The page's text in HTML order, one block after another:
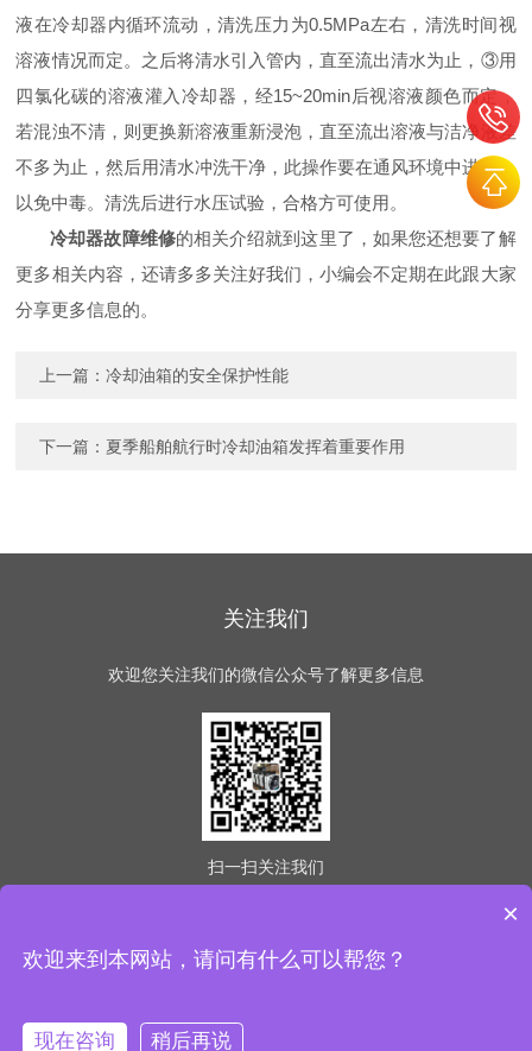
液在冷却器内循环流动，清洗压力为0.5MPa左右，清洗时间视
溶液情况而定。之后将清水引入管内，直至流出清水为止，③用
四氯化碳的溶液灌入冷却器，经15~20min后视溶液颜色而定，
若混浊不清，则更换新溶液重新浸泡，直至流出溶液与洁净液差
不多为止，然后用清水冲洗干净，此操作要在通风环境中进行，
以免中毒。清洗后进行水压试验，合格方可使用。
冷却器故障维修的相关介绍就到这里了，如果您还想要了解
更多相关内容，还请多多关注好我们，小编会不定期在此跟大家
分享更多信息的。
上一篇：冷却油箱的安全保护性能
下一篇： 夏季船舶航行时冷却油箱发挥着重要作用
关注我们
欢迎您关注我们的微信公众号了解更多信息
扫一扫关注我们
版权所有 © 2026 意冷星（天津）制冷科技有限公司
2021003225号-1
×
欢迎来到本网站，请问有什么可以帮您？
现在咨询 稍后再说